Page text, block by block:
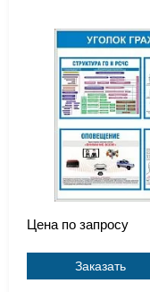
Цена по запросу
Заказать